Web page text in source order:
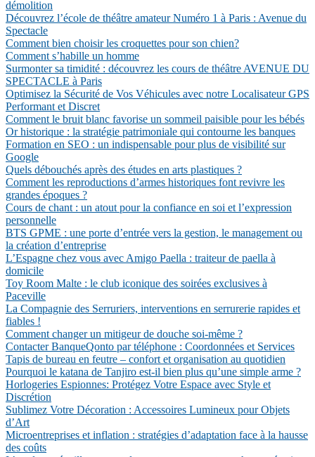
démolition
Découvrez l’école de théâtre amateur Numéro 1 à Paris : Avenue du
Spectacle
Comment bien choisir les croquettes pour son chien?
Comment s’habille un homme
Surmonter sa timidité : découvrez les cours de théâtre AVENUE DU
SPECTACLE à Paris
Optimisez la Sécurité de Vos Véhicules avec notre Localisateur GPS
Performant et Discret
Comment le bruit blanc favorise un sommeil paisible pour les bébés
Or historique : la stratégie patrimoniale qui contourne les banques
Formation en SEO : un indispensable pour plus de visibilité sur
Google
Quels débouchés après des études en arts plastiques ?
Comment les reproductions d’armes historiques font revivre les
grandes époques ?
Cours de chant : un atout pour la confiance en soi et l’expression
personnelle
BTS GPME : une porte d’entrée vers la gestion, le management ou
la création d’entreprise
L’Espagne chez vous avec Amigo Paella : traiteur de paella à
domicile
Toy Room Malte : le club iconique des soirées exclusives à
Paceville
La Compagnie des Serruriers, interventions en serrurerie rapides et
fiables !
Comment changer un mitigeur de douche soi-même ?
Contacter BanqueQonto par téléphone : Coordonnées et Services
Tapis de bureau en feutre – confort et organisation au quotidien
Pourquoi le katana de Tanjiro est-il bien plus qu’une simple arme ?
Horlogeries Espionnes: Protégez Votre Espace avec Style et
Discrétion
Sublimez Votre Décoration : Accessoires Lumineux pour Objets
d’Art
Microentreprises et inflation : stratégies d’adaptation face à la hausse
des coûts